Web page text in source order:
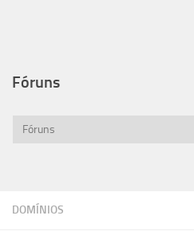
DOMÍNIOS
Fóruns